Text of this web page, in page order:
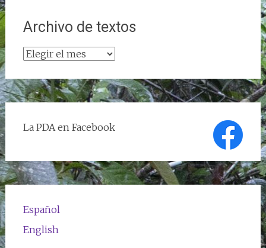
Archivo de textos
Archivo
textos
La PDA en Facebook
Español
English